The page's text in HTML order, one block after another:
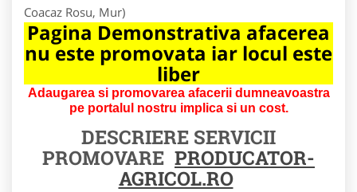
Coacaz Rosu, Mur)
Pagina Demonstrativa afacerea
nu este promovata iar locul este
liber
Adaugarea si promovarea afacerii dumneavoastra
pe portalul nostru implica si un cost.
DESCRIERE SERVICII
PROMOVARE PRODUCATOR-
AGRICOL.RO